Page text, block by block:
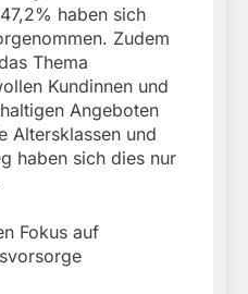
haben sich
Zudem
Thema
Kundinnen und
Angeboten
Altersklassen und
haben sich dies nur
Fokus auf